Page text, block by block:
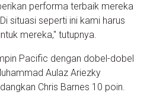
performa terbaik mereka
situasi seperti ini kami harus
mereka," tutupnya.
Pacific dengan dobel-dobel
Aulaz Ariezky
Chris Barnes 10 poin.